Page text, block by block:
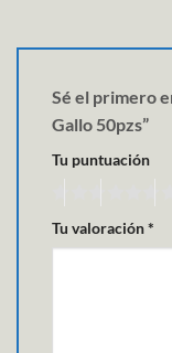
Sé el primero
Gallo 50pzs”
Tu puntuación
Tu valoración*